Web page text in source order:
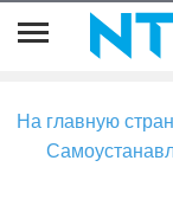
На главную